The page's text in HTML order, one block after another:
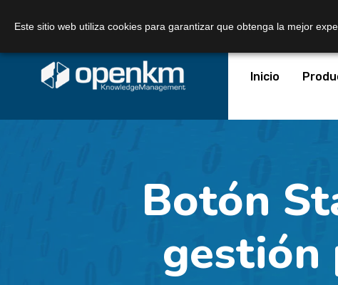
Inicio
Botón
gestión
Este sitio web utiliza cookies para garantizar que obtenga la mejor